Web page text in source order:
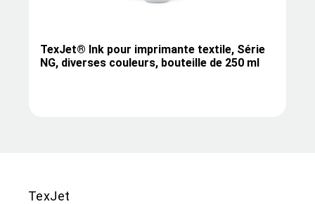
TexJet® Ink pour imprimante textile, Série
NG, diverses couleurs, bouteille de 250 ml
TexJet